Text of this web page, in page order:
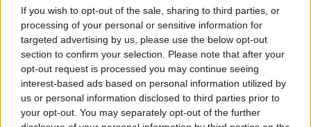
If you wish to opt-out of the sale, sharing to third parties, or
processing of your personal or sensitive information for
targeted advertising by us, please use the below opt-out
section to confirm your selection. Please note that after your
opt-out request is processed you may continue seeing
interest-based ads based on personal information utilized by
us or personal information disclosed to third parties prior to
your opt-out. You may separately opt-out of the further
fino al 15 Giugno, c'è ancheDentro, una coproduzione franco-
svizzera della regista Elsa Amielgirato nel carcere di Volterra
La pellicola dà voce al lavoro cheArmando Punzoporta avanti
con i detenuti e la presentazione avverrà oggi, lunedì 8 Giugno, alle
21,30 al chiostro del complesso di santa Caterina della Fondazza di
Bologna. Un vero e proprio viaggio nell'avventura di Punzo, regista
teatrale che ha deciso di “rinchiudersi” e trasformare la vita dei
detenuti.